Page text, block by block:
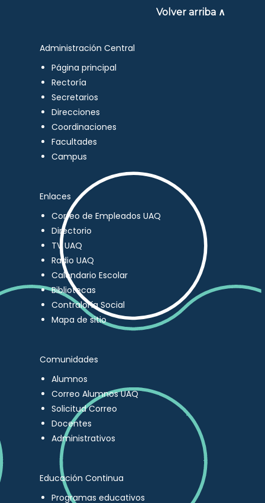
Volver arriba ∧
Administración Central
Página principal
Rectoría
Secretarios
Direcciones
Coordinaciones
Facultades
Campus
Enlaces
Correo de Empleados UAQ
Directorio
TV UAQ
Radio UAQ
Calendario Escolar
Bibliotecas
Contraloría Social
Mapa de sitio
Comunidades
Alumnos
Correo Alumnos UAQ
Solicitud Correo
Docentes
Administrativos
Educación Continua
Programas educativos